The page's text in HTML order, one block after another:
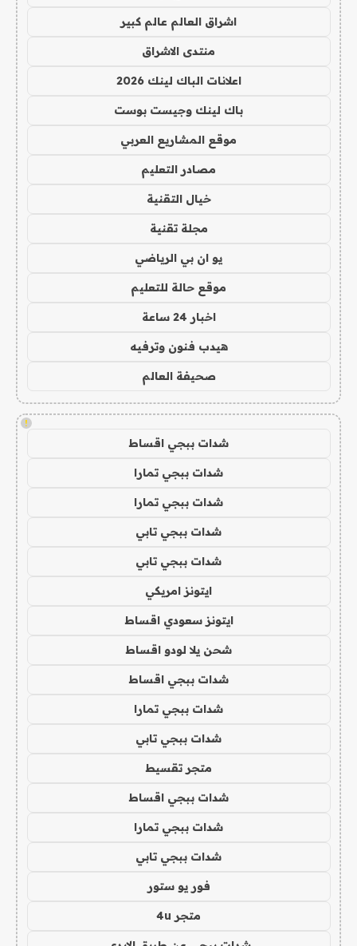
اشراق العالم عالم كبير
منتدى الاشراق
اعلانات الباك لينك 2026
باك لينك وجيست بوست
موقع المشاريع العربي
مصادر التعليم
خيال التقنية
مجلة تقنية
يو ان بي الرياضي
موقع حالة للتعليم
اخبار 24 ساعة
هيدب فنون وترفيه
صحيفة العالم
!
شدات ببجي اقساط
شدات ببجي تمارا
شدات ببجي تمارا
شدات ببجي تابي
شدات ببجي تابي
ايتونز امريكي
ايتونز سعودي اقساط
شحن يلا لودو اقساط
شدات ببجي اقساط
شدات ببجي تمارا
شدات ببجي تابي
متجر تقسيط
شدات ببجي اقساط
شدات ببجي تمارا
شدات ببجي تابي
فور يو ستور
متجر 4u